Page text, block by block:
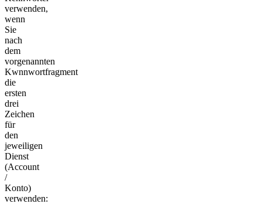
verwenden,
wenn
Sie
nach
dem
vorgenannten
Kwnnwortfragment
die
ersten
drei
Zeichen
für
den
jeweiligen
Dienst
(Account
/
Konto)
verwenden: